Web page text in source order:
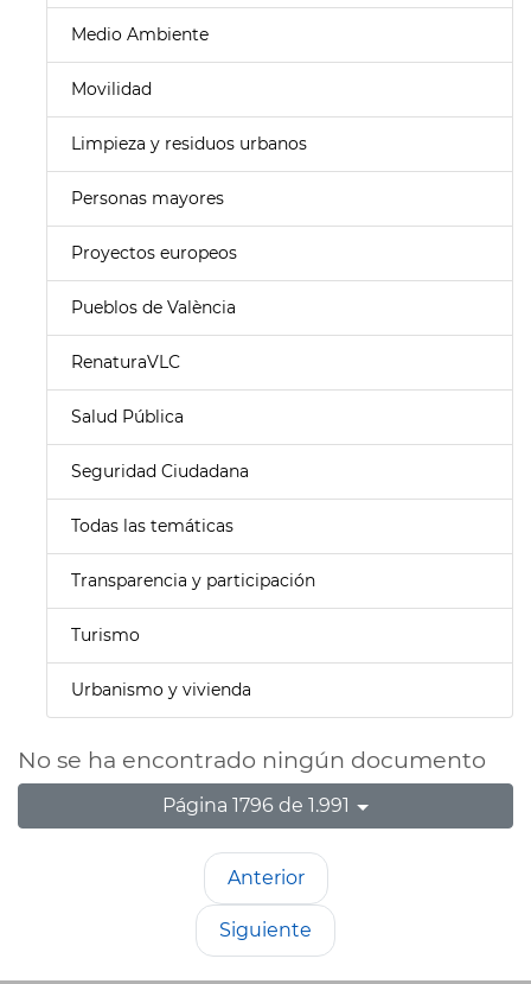
Medio Ambiente
Movilidad
Limpieza y residuos urbanos
Personas mayores
Proyectos europeos
Pueblos de València
RenaturaVLC
Salud Pública
Seguridad Ciudadana
Todas las temáticas
Transparencia y participación
Turismo
Urbanismo y vivienda
No se ha encontrado ningún documento
Página 1796 de 1.991
Anterior
Siguiente